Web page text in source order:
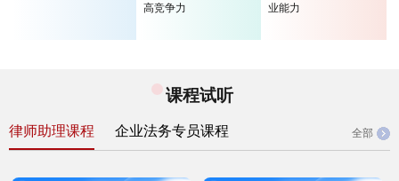
高竞争力
业能力
课程试听
律师助理课程 企业法务专员课程 全部